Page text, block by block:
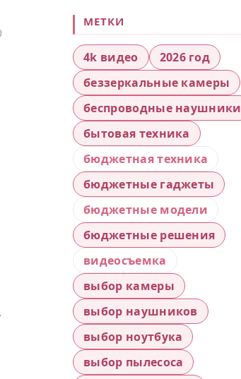
МЕТКИ
4k видео
2026 год
беззеркальные камеры
беспроводные наушники
бытовая техника
бюджетная техника
бюджетные гаджеты
бюджетные модели
бюджетные решения
видеосъемка
выбор камеры
выбор наушников
выбор ноутбука
выбор пылесоса